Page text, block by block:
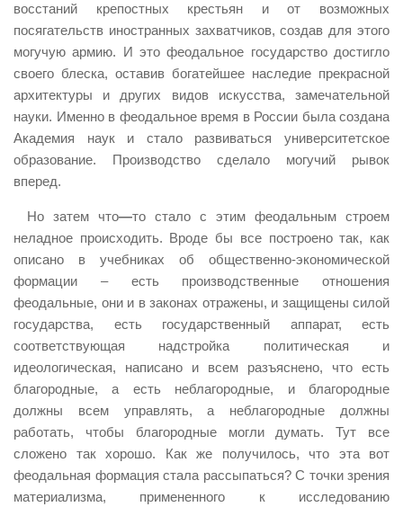
восстаний крепостных крестьян и от возможных
посягательств иностранных захватчиков, создав для этого
могучую армию. И это феодальное государство достигло
своего блеска, оставив богатейшее наследие прекрасной
архитектуры и других видов искусства, замечательной
науки. Именно в феодальное время в России была создана
Академия наук и стало развиваться университетское
образование. Производство сделало могучий рывок
вперед.
Но затем что—то стало с этим феодальным строем
неладное происходить. Вроде бы все построено так, как
описано в учебниках об общественно-экономической
формации – есть производственные отношения
феодальные, они и в законах отражены, и защищены силой
государства, есть государственный аппарат, есть
соответствующая надстройка политическая и
идеологическая, написано и всем разъяснено, что есть
благородные, а есть неблагородные, и благородные
должны всем управлять, а неблагородные должны
работать, чтобы благородные могли думать. Тут все
сложено так хорошо. Как же получилось, что эта вот
феодальная формация стала рассыпаться? С точки зрения
материализма, примененного к исследованию